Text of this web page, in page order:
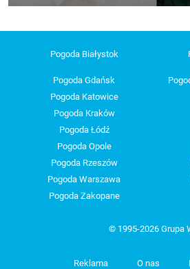
Pogoda Białystok
Pogoda Gdańsk
Pogoda Katowice
Pogoda Kraków
Pogoda Łódź
Pogoda Opole
Pogoda Rzeszów
Pogoda Warszawa
Pogoda Zakopane
© 1995-2026 Grupa
Reklama O nas